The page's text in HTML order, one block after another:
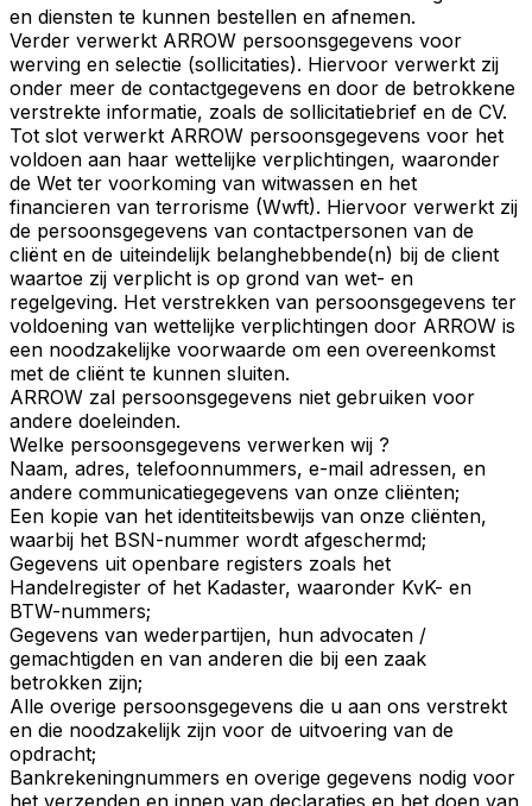
en diensten te kunnen bestellen en afnemen.
Verder verwerkt ARROW persoonsgegevens voor
werving en selectie (sollicitaties). Hiervoor verwerkt zij
onder meer de contactgegevens en door de betrokkene
verstrekte informatie, zoals de sollicitatiebrief en de CV.
Tot slot verwerkt ARROW persoonsgegevens voor het
voldoen aan haar wettelijke verplichtingen, waaronder
de Wet ter voorkoming van witwassen en het
financieren van terrorisme (Wwft). Hiervoor verwerkt zij
de persoonsgegevens van contactpersonen van de
cliënt en de uiteindelijk belanghebbende(n) bij de client
waartoe zij verplicht is op grond van wet- en
regelgeving. Het verstrekken van persoonsgegevens ter
voldoening van wettelijke verplichtingen door ARROW is
een noodzakelijke voorwaarde om een overeenkomst
met de cliënt te kunnen sluiten.
ARROW zal persoonsgegevens niet gebruiken voor
andere doeleinden.
Welke persoonsgegevens verwerken wij ?
Naam, adres, telefoonnummers, e-mail adressen, en
andere communicatiegegevens van onze cliënten;
Een kopie van het identiteitsbewijs van onze cliënten,
waarbij het BSN-nummer wordt afgeschermd;
Gegevens uit openbare registers zoals het
Handelregister of het Kadaster, waaronder KvK- en
BTW-nummers;
Gegevens van wederpartijen, hun advocaten /
gemachtigden en van anderen die bij een zaak
betrokken zijn;
Alle overige persoonsgegevens die u aan ons verstrekt
en die noodzakelijk zijn voor de uitvoering van de
opdracht;
Bankrekeningnummers en overige gegevens nodig voor
het verzenden en innen van declaraties en het doen van